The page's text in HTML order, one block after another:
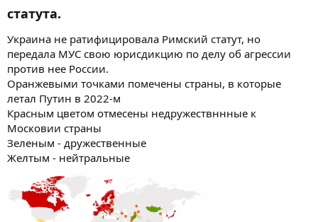
статута.
Украина не ратифицировала Римский статут, но
передала МУС свою юрисдикцию по делу об агрессии
против нее России.
Оранжевыми точками помечены страны, в которые
летал Путин в 2022-м
Красным цветом отмесены недружествннные к
Московии страны
Зеленым - дружественные
Желтым - нейтральные